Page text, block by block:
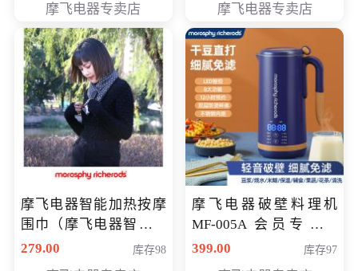
摩飞电器专卖店 摩飞电器专卖店
摩飞电器智能加热按摩
围巾（摩飞电器智能加
热按摩围脖） 会员专享
279.00 库存98
摩飞电器破壁料理机
MF-005A 会员专享价
198元
399.00 库存97